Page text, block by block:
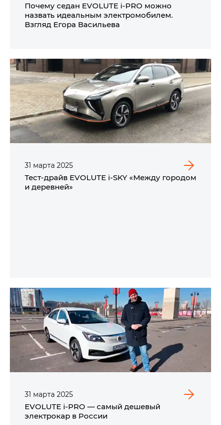
Почему седан EVOLUTE i‑PRO можно
назвать идеальным электромобилем.
Взгляд Егора Васильева
31 марта 2025
Тест-драйв EVOLUTE i‑SKY «Между городом
и деревней»
31 марта 2025
EVOLUTE i‑PRO — самый дешевый
электрокар в России